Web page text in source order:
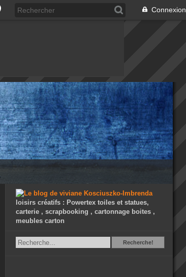
Connexion
loisirs créatifs : Powertex toiles et statues,
carterie , scrapbooking , cartonnage boites ,
meubles carton
RechercheRecherche!